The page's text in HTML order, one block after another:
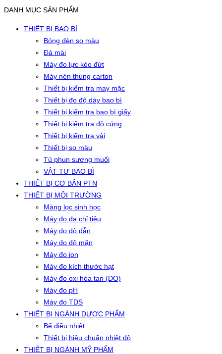
DANH MỤC SẢN PHẨM
THIẾT BỊ BAO BÌ
Bóng đèn so màu
Đá mài
Máy đo lực kéo đứt
Máy nén thùng carton
Thiết bị kiểm tra may mặc
Thiết bị đo độ dày bao bì
Thiết bị kiểm tra bao bì giấy
Thiết bị kiểm tra độ cứng
Thiết bị kiểm tra vải
Thiết bị so màu
Tủ phun sương muối
VẬT TƯ BAO BÌ
THIẾT BỊ CƠ BẢN PTN
THIẾT BỊ MÔI TRƯỜNG
Màng lọc sinh học
Máy đo đa chỉ tiêu
Máy đo độ dẫn
Máy đo độ mặn
Máy đo ion
Máy đo kích thước hạt
Máy đo oxi hòa tan (DO)
Máy đo pH
Máy đo TDS
THIẾT BỊ NGÀNH DƯỢC PHẨM
Bể điều nhiệt
Thiết bị hiệu chuẩn nhiệt độ
THIẾT BỊ NGÀNH MỸ PHẨM